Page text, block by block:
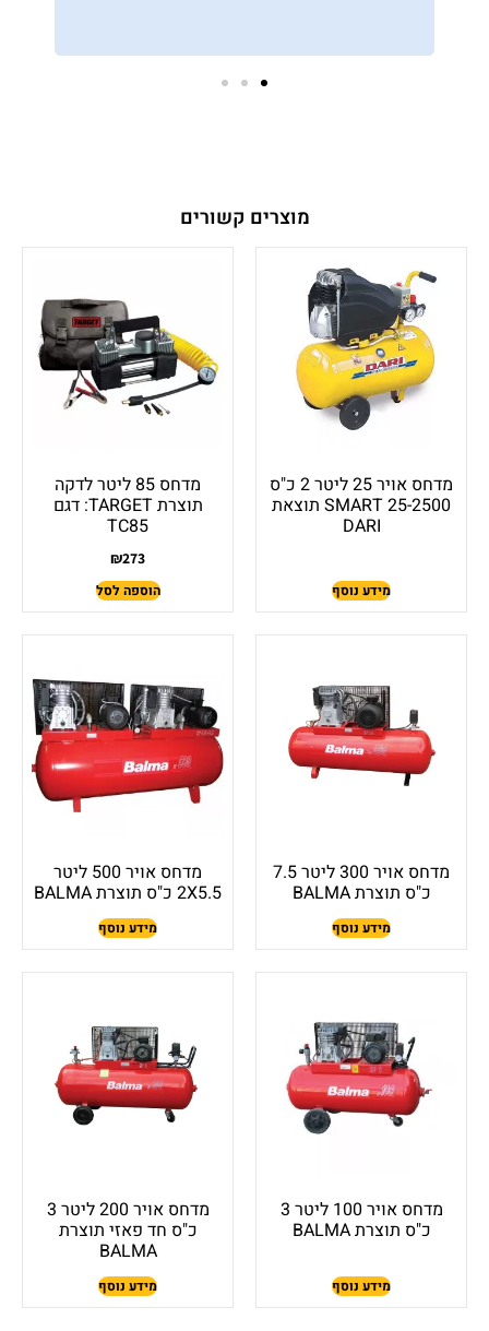
מוצרים קשורים
מדחס אויר 25 ליטר 2 כ"ס
SMART 25-2500 תוצאת
DARI
מידע נוסף
מדחס 85 ליטר לדקה
תוצרת TARGET: דגם
TC85
₪273
הוספה לסל
מדחס אויר 300 ליטר 7.5
כ"ס תוצרת BALMA
מידע נוסף
מדחס אויר 500 ליטר
2X5.5 כ"ס תוצרת BALMA
מידע נוסף
מדחס אויר 100 ליטר 3
כ"ס תוצרת BALMA
מידע נוסף
מדחס אויר 200 ליטר 3
כ"ס חד פאזי תוצרת
BALMA
מידע נוסף